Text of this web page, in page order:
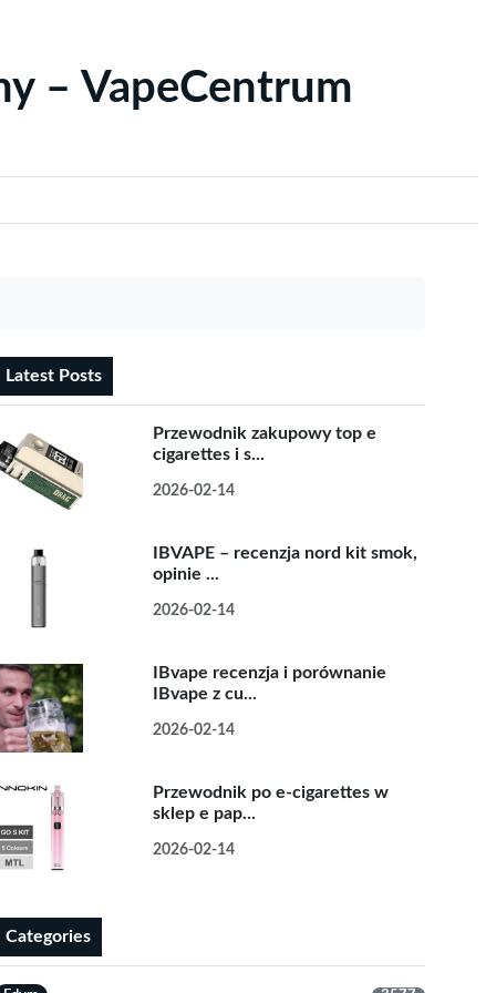
– VapeCentrum
Latest Posts
Przewodnik zakupowy top e
cigarettes i s...
2026-02-14
IBVAPE – recenzja nord kit smok,
opinie ...
2026-02-14
IBvape recenzja i porównanie
IBvape z cu...
2026-02-14
Przewodnik po e-cigarettes w
sklep e pap...
2026-02-14
Categories